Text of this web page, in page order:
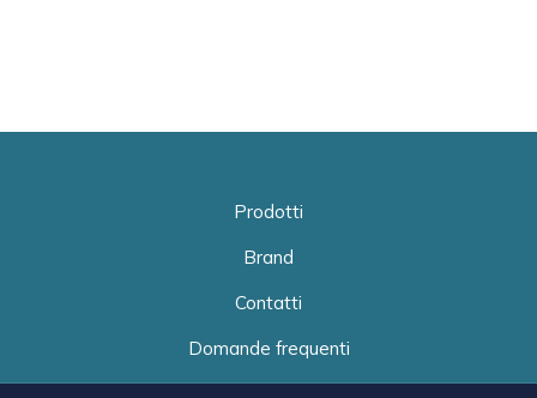
Prodotti
Brand
Contatti
Domande frequenti